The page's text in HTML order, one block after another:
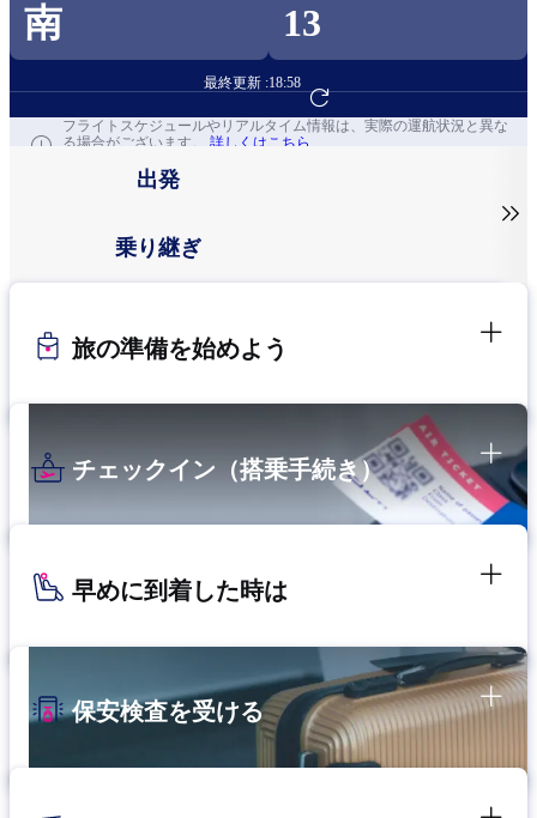
南 13
最終更新 :18:58
フライト予約へ
フライトスケジュールやリアルタイム情報は、実際の運航状況と異な
る場合がございます。 詳しくはこちら
出発
乗り継ぎ

旅の準備を始めよう
チェックイン（搭乗手続き）
早めに到着した時は
保安検査を受ける